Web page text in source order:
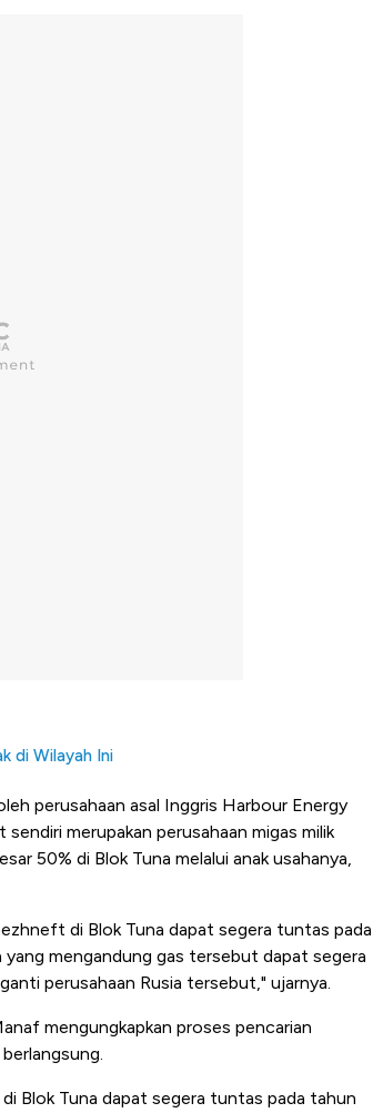
di Wilayah Ini
perusahaan asal Inggris Harbour Energy
merupakan perusahaan migas milik
50% di Blok Tuna melalui anak usahanya,
di Blok Tuna dapat segera tuntas pada
mengandung gas tersebut dapat segera
perusahaan Rusia tersebut," ujarnya.
mengungkapkan proses pencarian
Blok Tuna dapat segera tuntas pada tahun
Daftar Sungai Terpanjang di Dunia,